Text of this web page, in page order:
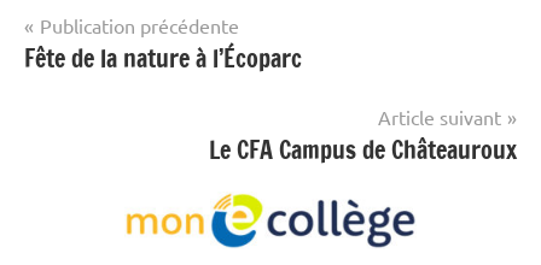
Navigation
de
Publication précédente
Fête de la nature à l’Écoparc
Article suivant
Le CFA Campus de Châteauroux